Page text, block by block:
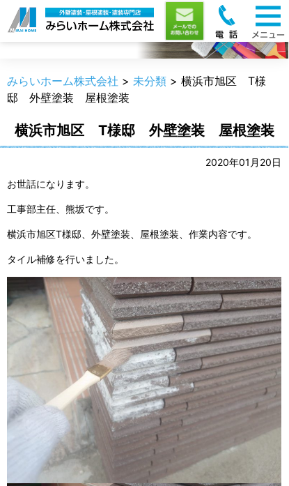
職人のうんちく
みらいホーム株式会社 > 未分類 > 横浜市旭区 T様
邸 外壁塗装 屋根塗装
横浜市旭区 T様邸 外壁塗装 屋根塗装
2020年01月20日
お世話になります。
工事部主任、熊坂です。
横浜市旭区T様邸、外壁塗装、屋根塗装、作業内容です。
タイル補修を行いました。